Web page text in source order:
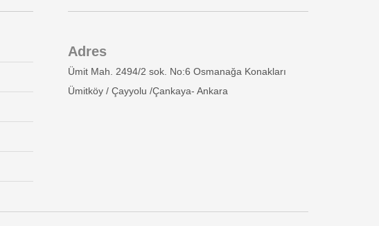
Adres
Ümit Mah. 2494/2 sok. No:6 Osmanağa Konakları
Ümitköy / Çayyolu /Çankaya- Ankara